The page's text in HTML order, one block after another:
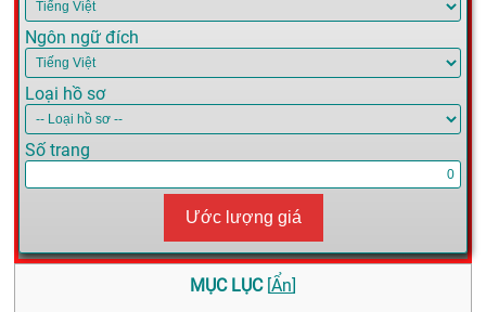
Ngôn ngữ đích
Loại hồ sơ
Số trang
Ước lượng giá
MỤC LỤC [Ẩn]